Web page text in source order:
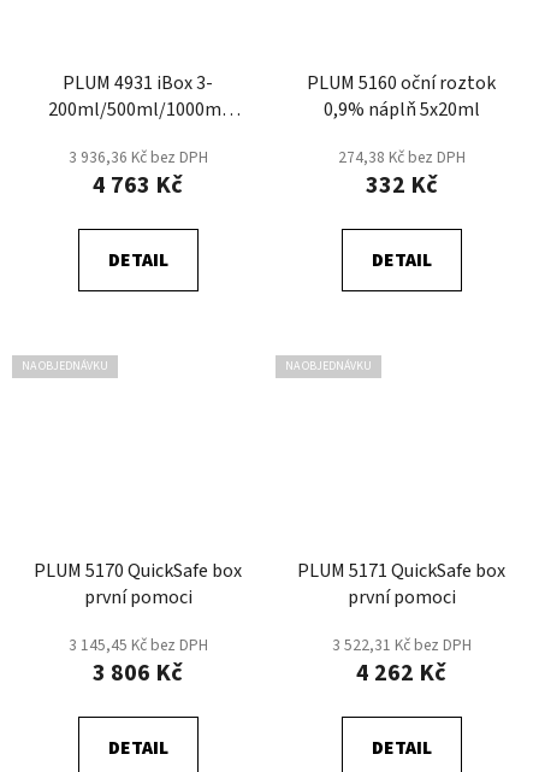
PLUM 4931 iBox 3-
200ml/500ml/1000ml
3 936,36 Kč bez DPH
4 763 Kč
DETAIL
PLUM 5160 oční roztok
0,9% náplň 5x20ml
274,38 Kč bez DPH
332 Kč
DETAIL
NA OBJEDNÁVKU
PLUM 5170 QuickSafe box
první pomoci
3 145,45 Kč bez DPH
3 806 Kč
DETAIL
NA OBJEDNÁVKU
PLUM 5171 QuickSafe box
první pomoci
3 522,31 Kč bez DPH
4 262 Kč
DETAIL